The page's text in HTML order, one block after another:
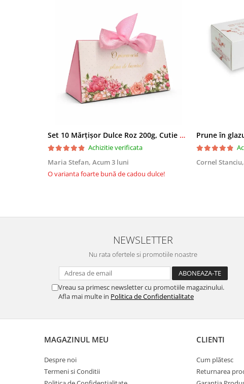
Set 10 Mărțișor Dulce Roz 200g, Cutie Cadou cu Bomboane de Ciocolată
Achizitie verificata
Maria Stefan, Acum 3 luni
O varianta foarte bună de cadou dulce!
Prune în
Cornel Stanciu,
NEWSLETTER
Nu rata ofertele si promotiile noastre
Vreau sa primesc newsletter cu promotiile magazinului.
Afla mai multe in Politica de Confidentialitate
MAGAZINUL MEU
Despre noi
Termeni si Conditii
CLIENTI
Cum plătesc
Returnarea